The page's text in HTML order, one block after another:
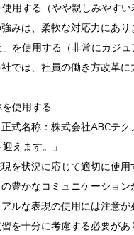
用する（やや親しみやすい
みは、柔軟な対応力にあり
を使用する（非常にカジュ
では、社員の働き方改革に
使用する
式名称：株式会社ABCテ
えます。」
を状況に応じて適切に使
豊かなコミュニケーション
ルな表現の使用には注意
を十分に考慮する必要があ